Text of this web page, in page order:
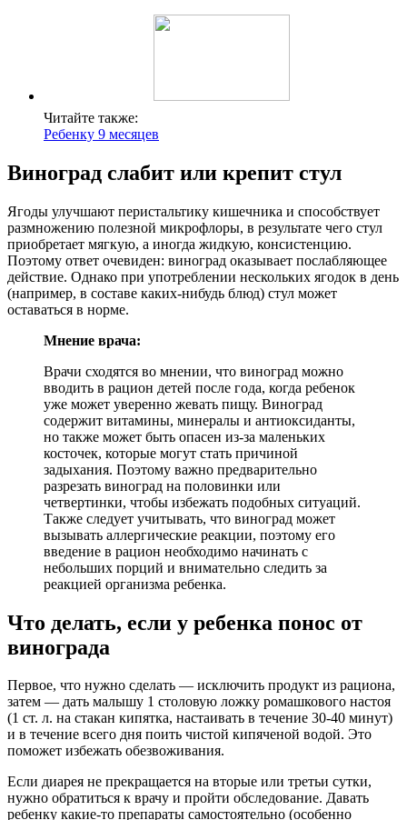
Читайте также:
Ребенку 9 месяцев
Виноград слабит или крепит стул
Ягоды улучшают перистальтику кишечника и способствует
размножению полезной микрофлоры, в результате чего стул
приобретает мягкую, а иногда жидкую, консистенцию.
Поэтому ответ очевиден: виноград оказывает послабляющее
действие. Однако при употреблении нескольких ягодок в день
(например, в составе каких-нибудь блюд) стул может
оставаться в норме.
Мнение врача:
Врачи сходятся во мнении, что виноград можно
вводить в рацион детей после года, когда ребенок
уже может уверенно жевать пищу. Виноград
содержит витамины, минералы и антиоксиданты,
но также может быть опасен из-за маленьких
косточек, которые могут стать причиной
задыхания. Поэтому важно предварительно
разрезать виноград на половинки или
четвертинки, чтобы избежать подобных ситуаций.
Также следует учитывать, что виноград может
вызывать аллергические реакции, поэтому его
введение в рацион необходимо начинать с
небольших порций и внимательно следить за
реакцией организма ребенка.
Что делать, если у ребенка понос от
винограда
Первое, что нужно сделать — исключить продукт из рациона,
затем — дать малышу 1 столовую ложку ромашкового настоя
(1 ст. л. на стакан кипятка, настаивать в течение 30-40 минут)
и в течение всего дня поить чистой кипяченой водой. Это
поможет избежать обезвоживания.
Если диарея не прекращается на вторые или третьи сутки,
нужно обратиться к врачу и пройти обследование. Давать
ребенку какие-то препараты самостоятельно (особенно